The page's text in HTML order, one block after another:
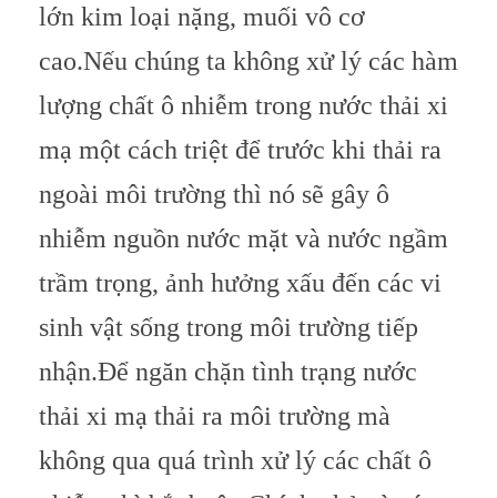
lớn kim loại nặng, muối vô cơ
cao.Nếu chúng ta không xử lý các hàm
lượng chất ô nhiễm trong nước thải xi
mạ một cách triệt để trước khi thải ra
ngoài môi trường thì nó sẽ gây ô
nhiễm nguồn nước mặt và nước ngầm
trầm trọng, ảnh hưởng xấu đến các vi
sinh vật sống trong môi trường tiếp
nhận.Để ngăn chặn tình trạng nước
thải xi mạ thải ra môi trường mà
không qua quá trình xử lý các chất ô